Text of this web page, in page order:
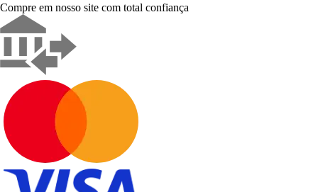
Compre em nosso site com total confiança